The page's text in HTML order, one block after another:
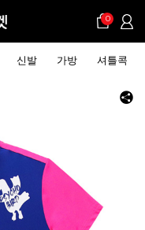
0
신발 가방 셔틀콕